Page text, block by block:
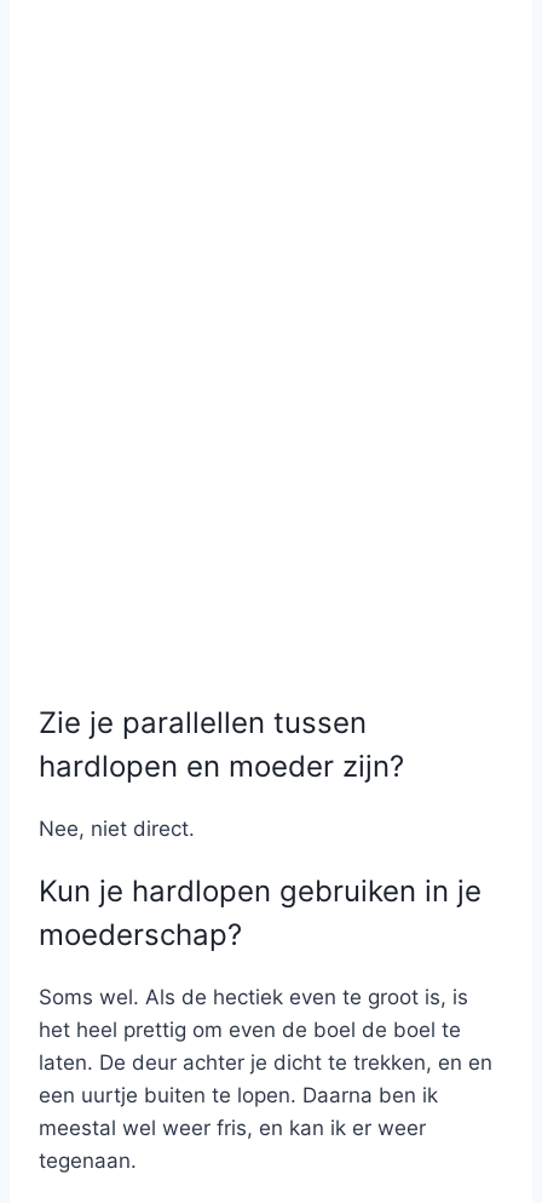
Zie je parallellen tussen
hardlopen en moeder zijn?
Nee, niet direct.
Kun je hardlopen gebruiken in je
moederschap?
Soms wel. Als de hectiek even te groot is, is
het heel prettig om even de boel de boel te
laten. De deur achter je dicht te trekken, en en
een uurtje buiten te lopen. Daarna ben ik
meestal wel weer fris, en kan ik er weer
tegenaan.